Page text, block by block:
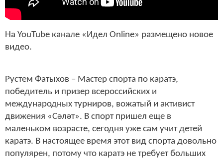
На YouTube канале «Идел Online» размещено новое
видео.
Рустем Фатыхов – Мастер спорта по каратэ,
победитель и призер всероссийских и
международных турниров, вожатый и активист
движения «Сәләт». В спорт пришел еще в
маленьком возрасте, сегодня уже сам учит детей
каратэ. В настоящее время этот вид спорта довольно
популярен, потому что каратэ не требует больших